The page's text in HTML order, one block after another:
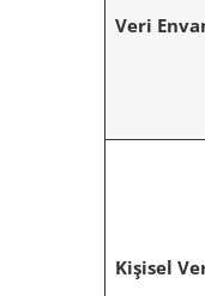
Veri
Kişisel